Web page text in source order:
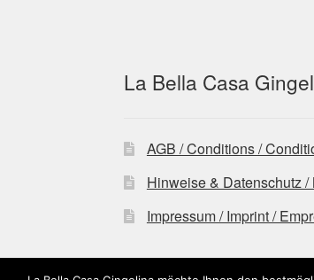
La Bella Casa
AGB / Conditions /
Hinweise & Datenschutz
Impressum / Imprint /